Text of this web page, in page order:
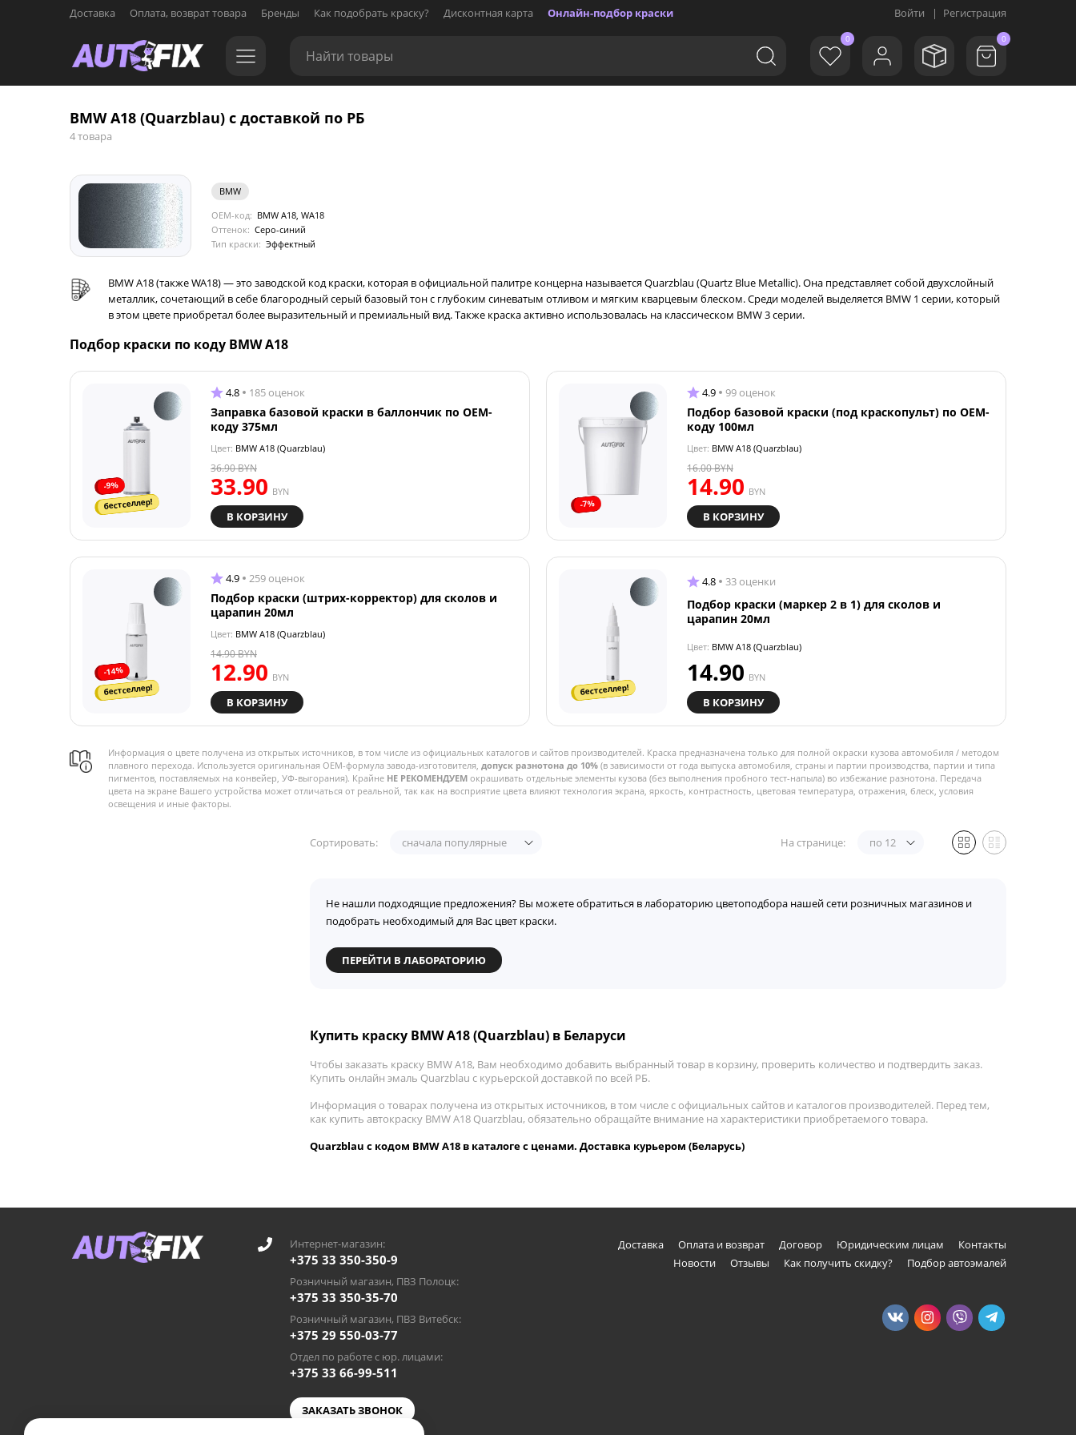
Доставка Оплата, возврат товара Бренды Как подобрать краску? Дисконтная карта Онлайн-подбор краски Войти | Регистрация
0 0
BMW A18 (Quarzblau) с доставкой по РБ
4 товара
BMW
OEM-код: BMW A18, WA18
Оттенок: Серо-синий
Тип краски: Эффектный
BMW A18 (также WA18) — это заводской код краски, которая в официальной палитре концерна называется Quarzblau (Quartz Blue Metallic). Она представляет собой двухслойный
металлик, сочетающий в себе благородный серый базовый тон с глубоким синеватым отливом и мягким кварцевым блеском. Среди моделей выделяется BMW 1 серии, который
в этом цвете приобретал более выразительный и премиальный вид. Также краска активно использовалась на классическом BMW 3 серии.
Подбор краски по коду BMW A18
-9%
бестселлер!
4.8 185 оценок
Заправка базовой краски в баллончик по OEM-
коду 375мл
Цвет: BMW A18 (Quarzblau)
33.90 BYN
36.90BYN
В КОРЗИНУ
-7%
4.9 99 оценок
Подбор базовой краски (под краскопульт) по OEM-
коду 100мл
Цвет: BMW A18 (Quarzblau)
14.90 BYN
16.00BYN
В КОРЗИНУ
-14%
бестселлер!
4.9 259 оценок
Подбор краски (штрих-корректор) для сколов и
царапин 20мл
Цвет: BMW A18 (Quarzblau)
12.90 BYN
14.90BYN
В КОРЗИНУ
бестселлер!
4.8 33 оценки
Подбор краски (маркер 2 в 1) для сколов и
царапин 20мл
Цвет: BMW A18 (Quarzblau)
14.90 BYN
В КОРЗИНУ
Информация о цвете получена из открытых источников, в том числе из официальных каталогов и сайтов производителей. Краска предназначена только для полной окраски кузова автомобиля / методом
плавного перехода. Используется оригинальная OEM-формула завода-изготовителя, допуск разнотона до 10% (в зависимости от года выпуска автомобиля, страны и партии производства, партии и типа
пигментов, поставляемых на конвейер, УФ-выгорания). Крайне НЕ РЕКОМЕНДУЕМ окрашивать отдельные элементы кузова (без выполнения пробного тест-напыла) во избежание разнотона. Передача
цвета на экране Вашего устройства может отличаться от реальной, так как на восприятие цвета влияют технология экрана, яркость, контрастность, цветовая температура, отражения, блеск, условия
освещения и иные факторы.
Сортировать: сначала популярные На странице: по 12
Не нашли подходящие предложения? Вы можете обратиться в лабораторию цветоподбора нашей сети розничных магазинов и
подобрать необходимый для Вас цвет краски.
ПЕРЕЙТИ В ЛАБОРАТОРИЮ
Купить краску BMW A18 (Quarzblau) в Беларуси
Чтобы заказать краску BMW A18, Вам необходимо добавить выбранный товар в корзину, проверить количество и подтвердить заказ.
Купить онлайн эмаль Quarzblau с курьерской доставкой по всей РБ.
Информация о товарах получена из открытых источников, в том числе с официальных сайтов и каталогов производителей. Перед тем,
как купить автокраску BMW A18 Quarzblau, обязательно обращайте внимание на характеристики приобретаемого товара.
Quarzblau с кодом BMW A18 в каталоге с ценами. Доставка курьером (Беларусь)
Интернет-магазин:
+375 33 350-350-9
Розничный магазин, ПВЗ Полоцк:
+375 33 350-35-70
Розничный магазин, ПВЗ Витебск:
+375 29 550-03-77
Отдел по работе с юр. лицами:
+375 33 66-99-511
ЗАКАЗАТЬ ЗВОНОК
Доставка Оплата и возврат Договор Юридическим лицам
Контакты
Новости
Отзывы Как получить скидку? Подбор автоэмалей